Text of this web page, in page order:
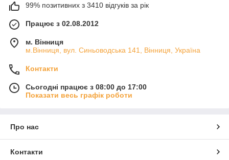
99% позитивних з 3410 відгуків за рік
Працює з 02.08.2012
м. Вінниця
м.Вінниця, вул. Синьоводська 141, Вінниця, Україна
Контакти
Сьогодні працює з 08:00 до 17:00
Показати весь графік роботи
Про нас
Контакти